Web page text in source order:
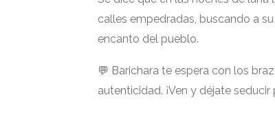
calles empedradas, buscando a
encanto del pueblo.
💬 Barichara te espera con los
autenticidad. ¡Ven y déjate